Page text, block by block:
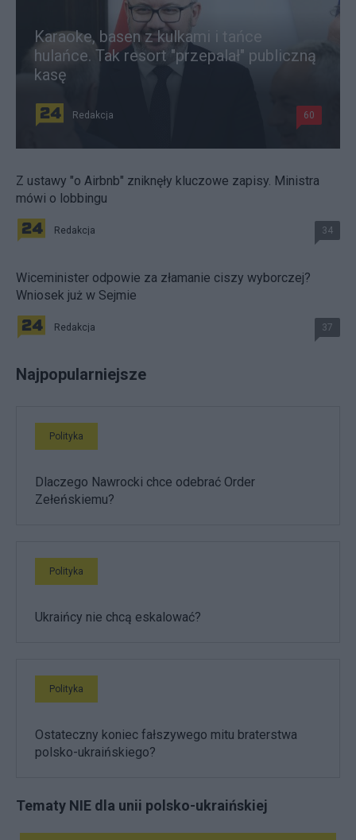
Karaoke, basen z kulkami i tańce
hulańce. Tak resort "przepalał" publiczną
kasę
Redakcja 60
Z ustawy "o Airbnb" zniknęły kluczowe zapisy. Ministra
mówi o lobbingu
Redakcja 34
Wiceminister odpowie za złamanie ciszy wyborczej?
Wniosek już w Sejmie
Redakcja 37
Najpopularniejsze
Polityka
Dlaczego Nawrocki chce odebrać Order
Zełeńskiemu?
Polityka
Ukraińcy nie chcą eskalować?
Polityka
Ostateczny koniec fałszywego mitu braterstwa
polsko-ukraińskiego?
Tematy NIE dla unii polsko-ukraińskiej